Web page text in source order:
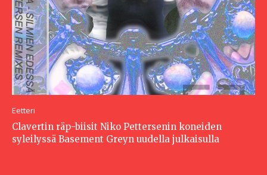
Eetteri
Clavertin räp-biisit Niko Pettersenin koneiden
syleilyssä Basement Greyn uudella julkaisulla